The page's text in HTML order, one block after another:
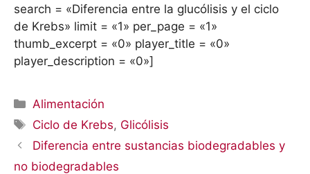
search = «Diferencia entre la glucólisis y el ciclo
de Krebs» limit = «1» per_page = «1»
thumb_excerpt = «0» player_title = «0»
player_description = «0»]
Categorías
Alimentación
Etiquetas
Ciclo de Krebs, Glicólisis
Diferencia entre sustancias biodegradables y
no biodegradables